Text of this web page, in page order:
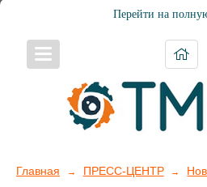
Перейти на
Главная → ПРЕСС-ЦЕНТР →